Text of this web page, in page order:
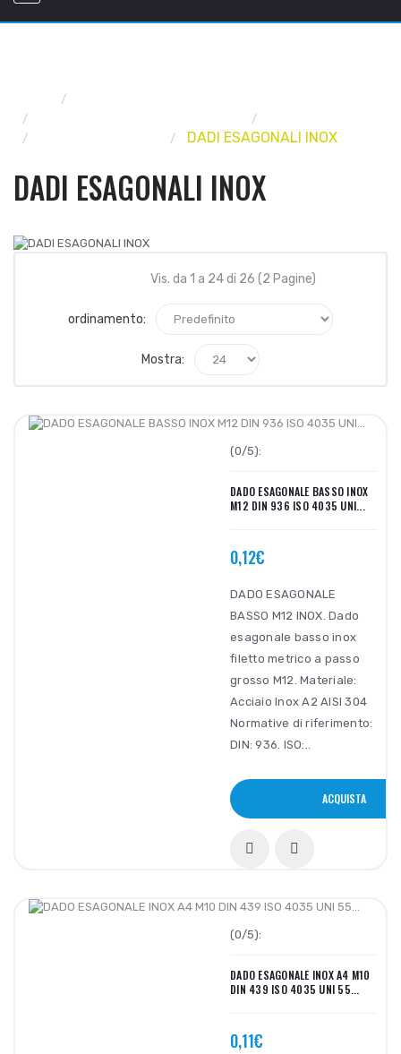
DADI ESAGONALI INOX
DADI ESAGONALI INOX
Vis. da 1 a 24 di 26 (2 Pagine)
ordinamento:
Mostra:
(0/5):
DADO ESAGONALE BASSO INOX
M12 DIN 936 ISO 4035 UNI...
0,12€
DADO ESAGONALE
BASSO M12 INOX. Dado
esagonale basso inox
filetto metrico a passo
grosso M12. Materiale:
Acciaio Inox A2 AISI 304
Normative di riferimento:
DIN: 936. ISO:..
ACQUISTA
(0/5):
DADO ESAGONALE INOX A4 M10
DIN 439 ISO 4035 UNI 55...
0,11€